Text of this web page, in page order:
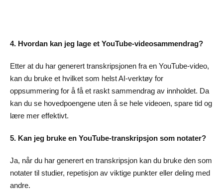
4. Hvordan kan jeg lage et YouTube-videosammendrag?
Etter at du har generert transkripsjonen fra en YouTube-video,
kan du bruke et hvilket som helst AI-verktøy for
oppsummering for å få et raskt sammendrag av innholdet. Da
kan du se hovedpoengene uten å se hele videoen, spare tid og
lære mer effektivt.
5. Kan jeg bruke en YouTube-transkripsjon som notater?
Ja, når du har generert en transkripsjon kan du bruke den som
notater til studier, repetisjon av viktige punkter eller deling med
andre.